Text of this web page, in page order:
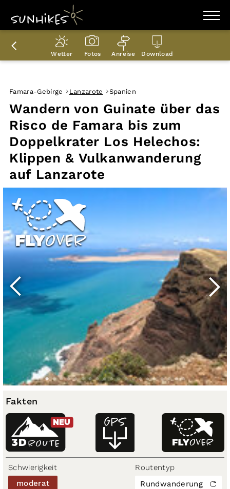
WANDERZIELE
WANDERUNGEN
ENTDECKEN
PLANER
Wetter Fotos Anreise Download
Wandern von Guinate über das
Risco de Famara bis zum
Doppelkrater Los Helechos:
Klippen & Vulkanwanderung
auf Lanzarote
Famara-Gebirge Lanzarote Spanien
Fakten
ROUTE
3D
NEU
Schwierigkeit
moderat
Routentyp
Rundwanderung